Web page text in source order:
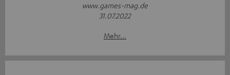
www.games-mag.de
31.07.2022
Mehr...